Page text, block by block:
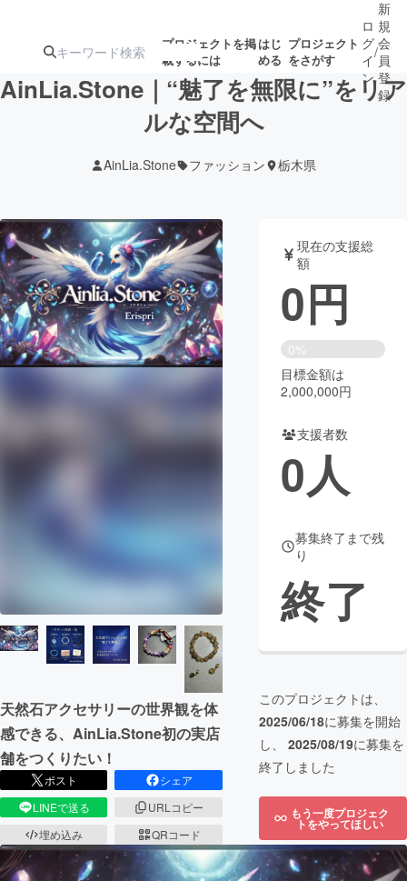
プロジェクトを掲
載するには
はじ
める
プロジェクト
をさがす
ターン
ジェクト
募集終了が近いプ
ロジェクト
アート・写真 音楽
テクノロジー・ガジェット ゲーム・サ
映像・映画 書籍・雑誌
ビジネス・起業 チャレンジ
まちづくり・地域活性化
CAMPFIRE Creation
CAMPFIREふるさと納税
ロ
グ
イ
ン
/
新
規
会
員
登
録
AinLia.Stone｜“魅了を無限に”をリア
ルな空間へ
AinLia.Stone ファッション 栃木県
天然石アクセサリーの世界観を体
感できる、AinLia.Stone初の実店
舗をつくりたい！
ポスト
シェア
LINEで送る
URLコピー
埋め込み
QRコード
現在の支援総
額
0円
0%
目標金額は
2,000,000円
支援者数
0人
募集終了まで残
り
終了
このプロジェクトは、
2025/06/18に募集を開始
し、 2025/08/19に募集を
終了しました
もう一度プロジェク
トをやってほしい